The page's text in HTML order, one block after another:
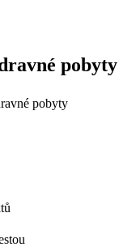
pobyty